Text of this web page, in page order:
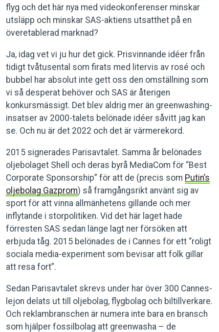
flyg och det här nya med videokonferenser minskar
utsläpp och minskar SAS-aktiens utsatthet på en
överetablerad marknad?
Ja, idag vet vi ju hur det gick. Prisvinnande idéer från
tidigt tvåtusental som firats med litervis av rosé och
bubbel har absolut inte gett oss den omställning som
vi så desperat behöver och SAS är återigen
konkursmässigt. Det blev aldrig mer än greenwashing-
insatser av 2000-talets belönade idéer såvitt jag kan
se. Och nu är det 2022 och det är värmerekord.
2015 signerades Parisavtalet. Samma år belönades
oljebolaget Shell och deras byrå MediaCom för “Best
Corporate Sponsorship” för att de (precis som Putin’s
oljebolag Gazprom) så framgångsrikt använt sig av
sport för att vinna allmänhetens gillande och mer
inflytande i storpolitiken. Vid det här laget hade
förresten SAS sedan länge lagt ner försöken att
erbjuda tåg. 2015 belönades de i Cannes för ett “roligt
sociala media-experiment som bevisar att folk gillar
att resa fort”.
Sedan Parisavtalet skrevs under har över 300 Cannes-
lejon delats ut till oljebolag, flygbolag och biltillverkare.
Och reklambranschen är numera inte bara en bransch
som hjälper fossilbolag att greenwasha – de